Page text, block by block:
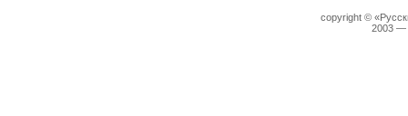
copyright ©
2003 —